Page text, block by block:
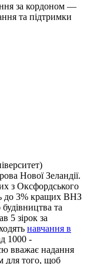
за кордоном —
та підтримки
Нової Зеландії.
з Оксфордського
до 3% кращих ВНЗ
та
5 зірок за
навчання в
1000 -
вважає надання
для того, щоб